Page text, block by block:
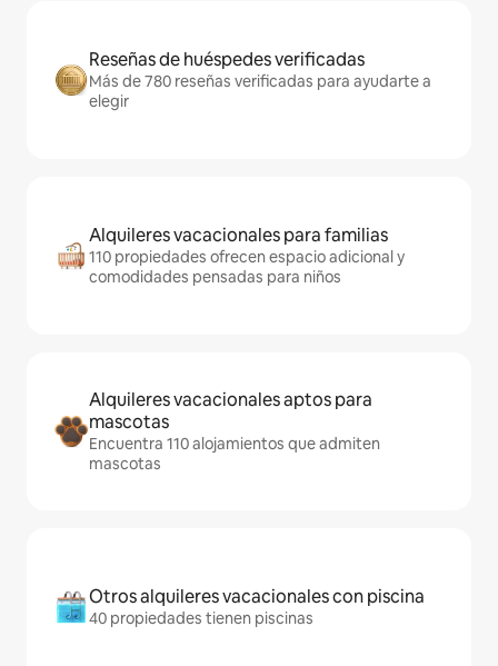
Reseñas de huéspedes verificadas
Más de 780 reseñas verificadas para ayudarte a
elegir
Alquileres vacacionales para familias
110 propiedades ofrecen espacio adicional y
comodidades pensadas para niños
Alquileres vacacionales aptos para
mascotas
Encuentra 110 alojamientos que admiten
mascotas
Otros alquileres vacacionales con piscina
40 propiedades tienen piscinas